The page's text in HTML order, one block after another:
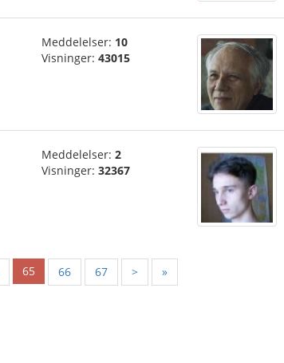
Meddelelser: 10
Visninger: 43015
Meddelelser: 2
Visninger: 32367
65 66 67 > »